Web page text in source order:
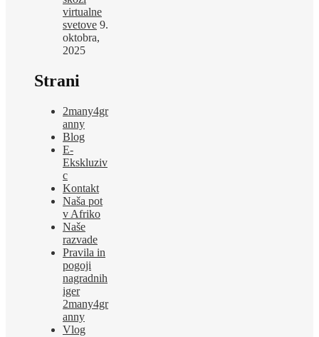
virtualne
svetove 9.
oktobra,
2025
Strani
2many4gr
anny
Blog
E-
Ekskluziv
c
Kontakt
Naša pot
v Afriko
Naše
razvade
Pravila in
pogoji
nagradnih
iger
2many4gr
anny
Vlog